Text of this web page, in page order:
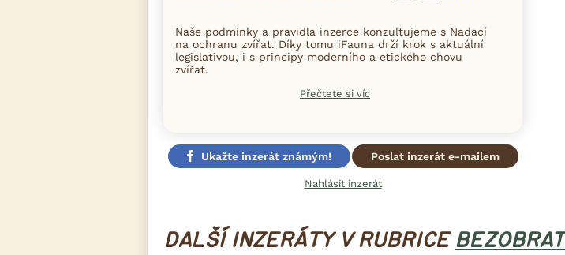
Naše podmínky a pravidla inzerce konzultujeme s Nadací
na ochranu zvířat. Díky tomu iFauna drží krok s aktuální
legislativou, i s principy moderního a etického chovu
zvířat.
Přečtete si víc
Ukažte inzerát známým! Poslat inzerát e-mailem
Nahlásit inzerát
DALŠÍ INZERÁTY V RUBRICE